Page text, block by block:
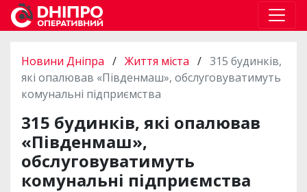
Новини Дніпра / Життя міста / 315 будинків,
які опалював «Південмаш», обслуговуватимуть
комунальні підприємства
315 будинків, які опалював
«Південмаш»,
обслуговуватимуть
комунальні підприємства